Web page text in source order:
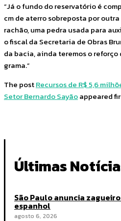
“Já o fundo do reservatório é
cm de aterro sobreposta por
rachão, uma pedra usada para
o fiscal da Secretaria de Obras
da bacia, ainda teremos o
grama.”
The postRecursos de R$ 5,6
Setor Bernardo Sayãoappeared
Últimas
São Paulo anuncia
espanhol
agosto 6, 2026